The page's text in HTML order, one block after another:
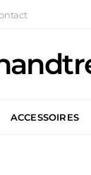
ACCESSOIRES